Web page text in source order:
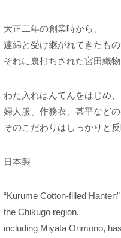
大正二年の創業時から、
連綿と受け継がれてきたもの
それに裏打ちされた宮田織
わた入れはんてんをはじめ、
婦人服、作務衣、甚平など
そのこだわりはしっかりと
日本製
“Kurume Cotton-filled
the Chikugo region,
including Miyata Orimono,